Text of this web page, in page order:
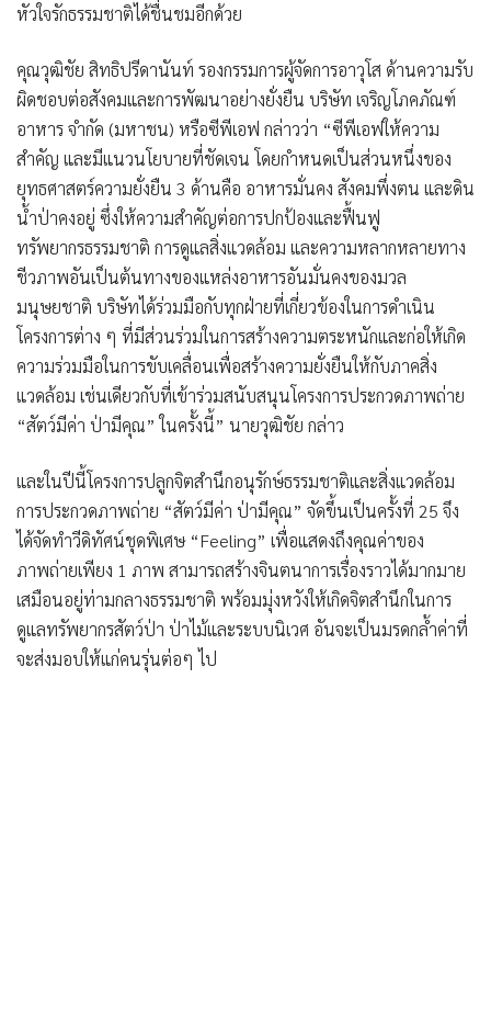
หัวใจรักธรรมชาติได้ชื่นชมอีกด้วย
คุณวุฒิชัย สิทธิปรีดานันท์ รองกรรมการผู้จัดการอาวุโส ด้านความรับ
ผิดชอบต่อสังคมและการพัฒนาอย่างยั่งยืน บริษัท เจริญโภคภัณฑ์
อาหาร จำกัด (มหาชน) หรือซีพีเอฟ กล่าวว่า “ซีพีเอฟให้ความ
สำคัญ และมีแนวนโยบายที่ชัดเจน โดยกำหนดเป็นส่วนหนึ่งของ
ยุทธศาสตร์ความยั่งยืน 3 ด้านคือ อาหารมั่นคง สังคมพึ่งตน และดิน
น้ำป่าคงอยู่ ซึ่งให้ความสำคัญต่อการปกป้องและฟื้นฟู
ทรัพยากรธรรมชาติ การดูแลสิ่งแวดล้อม และความหลากหลายทาง
ชีวภาพอันเป็นต้นทางของแหล่งอาหารอันมั่นคงของมวล
มนุษยชาติ บริษัทได้ร่วมมือกับทุกฝ่ายที่เกี่ยวข้องในการดำเนิน
โครงการต่าง ๆ ที่มีส่วนร่วมในการสร้างความตระหนักและก่อให้เกิด
ความร่วมมือในการขับเคลื่อนเพื่อสร้างความยั่งยืนให้กับภาคสิ่ง
แวดล้อม เช่นเดียวกับที่เข้าร่วมสนับสนุนโครงการประกวดภาพถ่าย
“สัตว์มีค่า ป่ามีคุณ” ในครั้งนี้” นายวุฒิชัย กล่าว
และในปีนี้โครงการปลูกจิตสำนึกอนุรักษ์ธรรมชาติและสิ่งแวดล้อม
การประกวดภาพถ่าย “สัตว์มีค่า ป่ามีคุณ” จัดขึ้นเป็นครั้งที่ 25 จึง
ได้จัดทำวีดิทัศน์ชุดพิเศษ “Feeling” เพื่อแสดงถึงคุณค่าของ
ภาพถ่ายเพียง 1 ภาพ สามารถสร้างจินตนาการเรื่องราวได้มากมาย
เสมือนอยู่ท่ามกลางธรรมชาติ พร้อมมุ่งหวังให้เกิดจิตสำนึกในการ
ดูแลทรัพยากรสัตว์ป่า ป่าไม้และระบบนิเวศ อันจะเป็นมรดกล้ำค่าที่
จะส่งมอบให้แก่คนรุ่นต่อๆ ไป